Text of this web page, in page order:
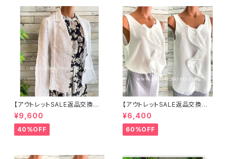
【アウトレットSALE返品交換不
可8/20まで】イタリア製サマー
ジャケット｜Made in ITALY｜
リネン麻 飾りエリ ジャケット/ホ
ワイト
¥9,600
40%OFF
【アウトレットSALE返品交換不
可8/20まで】イタリア製 CASA
DEILUCA ITALY｜前フリル＆B
IGフリルトップス /ホワイト
¥6,400
60%OFF